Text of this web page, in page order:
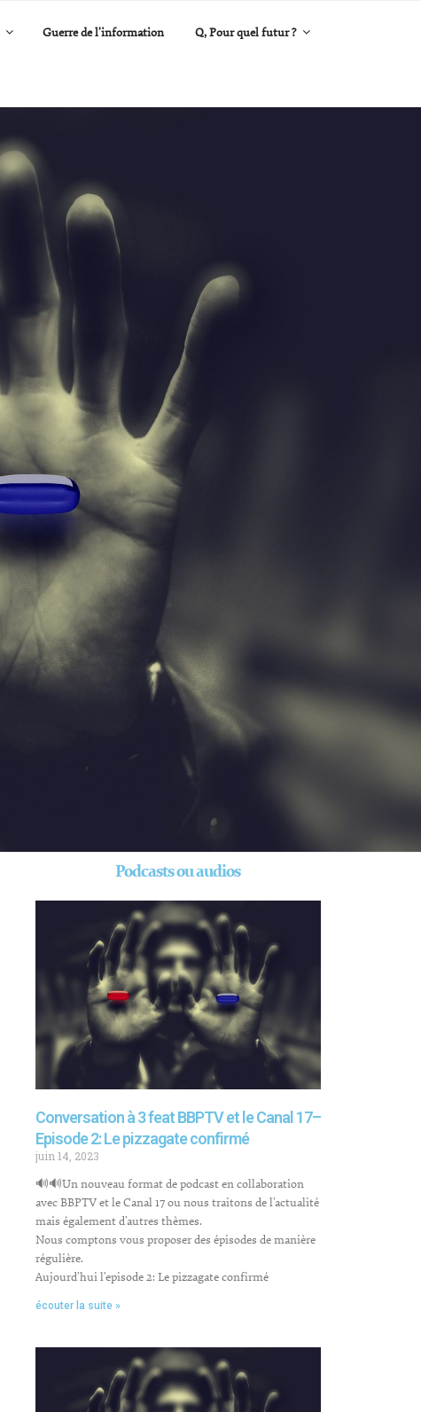
Guerre de l’information​ Q, Pour quel futur ?
Podcasts ou audios
Conversation à 3 feat BBPTV et le Canal 17–
Episode 2: Le pizzagate confirmé
juin 14, 2023
🔊🔊Un nouveau format de podcast en collaboration
avec BBPTV et le Canal 17 ou nous traitons de l’actualité
mais également d’autres thèmes.
Nous comptons vous proposer des épisodes de manière
régulière.
Aujourd’hui l’episode 2: Le pizzagate confirmé
écouter la suite »